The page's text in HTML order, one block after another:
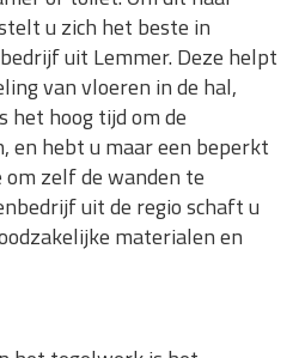
u zich het beste in
uit Lemmer. Deze helpt
van vloeren in de hal,
het hoog tijd om de
en hebt u maar een beperkt
zelf de wanden te
uit de regio schaft u
materialen en